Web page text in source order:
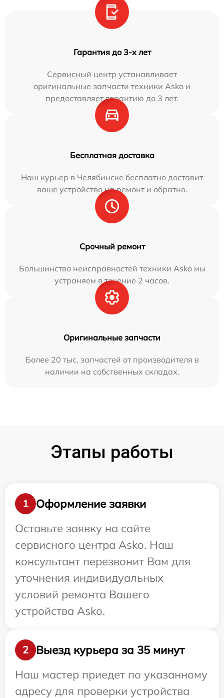
Гарантия до 3-х лет
Сервисный центр устанавливает
оригинальные запчасти техники Asko и
предоставляет гарантию до 3 лет.
Бесплатная доставка
Наш курьер в Челябинске бесплатно доставит
ваше устройство на ремонт и обратно.
Срочный ремонт
Большинство неисправностей техники Asko мы
устраняем в течение 2 часов.
Оригинальные запчасти
Более 20 тыс. запчастей от производителя в
наличии на собственных складах.
Этапы работы
1
Оформление заявки
Оставьте заявку на сайте
сервисного центра Asko. Наш
консультант перезвонит Вам для
уточнения индивидуальных
условий ремонта Вашего
устройства Asko.
2
Выезд курьера за 35 минут
Наш мастер приедет по указанному
адресу для проверки устройства